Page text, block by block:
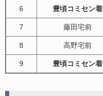
6 豊頃コミセン着
7 藤田宅前
8 高野宅前
9 豊頃コミセン着